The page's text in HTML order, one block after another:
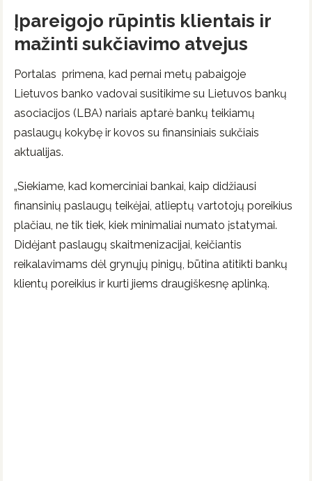
Įpareigojo rūpintis klientais ir
mažinti sukčiavimo atvejus
Portalas primena, kad pernai metų pabaigoje
Lietuvos banko vadovai susitikime su Lietuvos bankų
asociacijos (LBA) nariais aptarė bankų teikiamų
paslaugų kokybę ir kovos su finansiniais sukčiais
aktualijas.
„Siekiame, kad komerciniai bankai, kaip didžiausi
finansinių paslaugų teikėjai, atlieptų vartotojų poreikius
plačiau, ne tik tiek, kiek minimaliai numato įstatymai.
Didėjant paslaugų skaitmenizacijai, keičiantis
reikalavimams dėl grynųjų pinigų, būtina atitikti bankų
klientų poreikius ir kurti jiems draugiškesnę aplinką.